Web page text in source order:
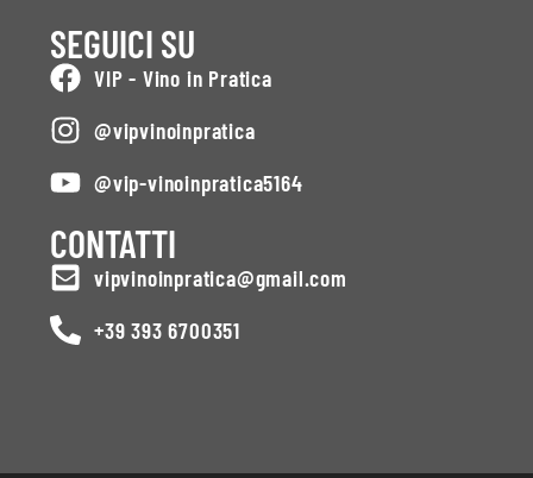
SEGUICI SU
VIP - Vino in Pratica
@vipvinoinpratica
@vip-vinoinpratica5164
CONTATTI
vipvinoinpratica@gmail.com
+39 393 6700351